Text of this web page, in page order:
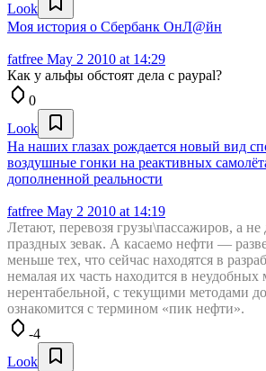
Look
Моя история о Сбербанк ОнЛ@йн
fatfree May 2 2010 at 14:29
Как у альфы обстоят дела с paypal?
0
Look
На наших глазах рождается новый вид
воздушные гонки на реактивных
дополненной реальности
fatfree May 2 2010 at 14:19
Летают, перевозя грузы\пассажиров, а не
праздных зевак. А касаемо нефти —
меньше тех, что сейчас находятся в
немалая их часть находится в неудобных
нерентабельной, с текущими методами
ознакомится с термином «пик нефти».
-4
Look